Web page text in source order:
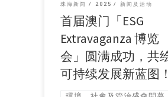
珠海新闻 2025 新闻及活动
首届澳门「ESG
Extravaganza 博览
会」圆满成功，共
可持续发展新蓝图！